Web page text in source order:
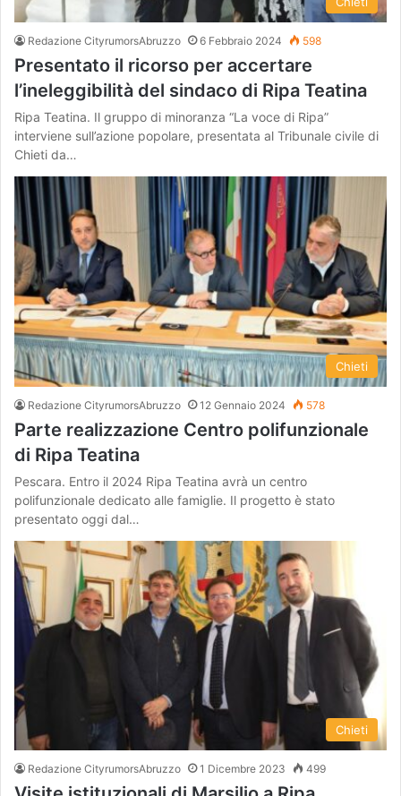
Redazione CityrumorsAbruzzo 6 Febbraio 2024 598
Presentato il ricorso per accertare
l’ineleggibilità del sindaco di Ripa Teatina
Ripa Teatina. Il gruppo di minoranza “La voce di Ripa”
interviene sull’azione popolare, presentata al Tribunale civile di
Chieti da…
Chieti
Redazione CityrumorsAbruzzo 12 Gennaio 2024 578
Parte realizzazione Centro polifunzionale
di Ripa Teatina
Pescara. Entro il 2024 Ripa Teatina avrà un centro
polifunzionale dedicato alle famiglie. Il progetto è stato
presentato oggi dal…
Chieti
Redazione CityrumorsAbruzzo 1 Dicembre 2023 499